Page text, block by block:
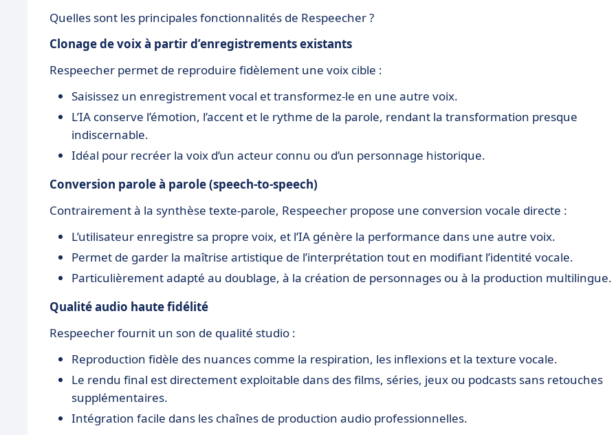
Quelles sont les principales fonctionnalités de Respeecher ?
Clonage de voix à partir d’enregistrements existants
Respeecher permet de reproduire fidèlement une voix cible :
Saisissez un enregistrement vocal et transformez-le en une autre voix.
L’IA conserve l’émotion, l’accent et le rythme de la parole, rendant la transformation presque
indiscernable.
Idéal pour recréer la voix d’un acteur connu ou d’un personnage historique.
Conversion parole à parole (speech-to-speech)
Contrairement à la synthèse texte-parole, Respeecher propose une conversion vocale directe :
L’utilisateur enregistre sa propre voix, et l’IA génère la performance dans une autre voix.
Permet de garder la maîtrise artistique de l’interprétation tout en modifiant l’identité vocale.
Particulièrement adapté au doublage, à la création de personnages ou à la production multilingue.
Qualité audio haute fidélité
Respeecher fournit un son de qualité studio :
Reproduction fidèle des nuances comme la respiration, les inflexions et la texture vocale.
Le rendu final est directement exploitable dans des films, séries, jeux ou podcasts sans retouches
supplémentaires.
Intégration facile dans les chaînes de production audio professionnelles.